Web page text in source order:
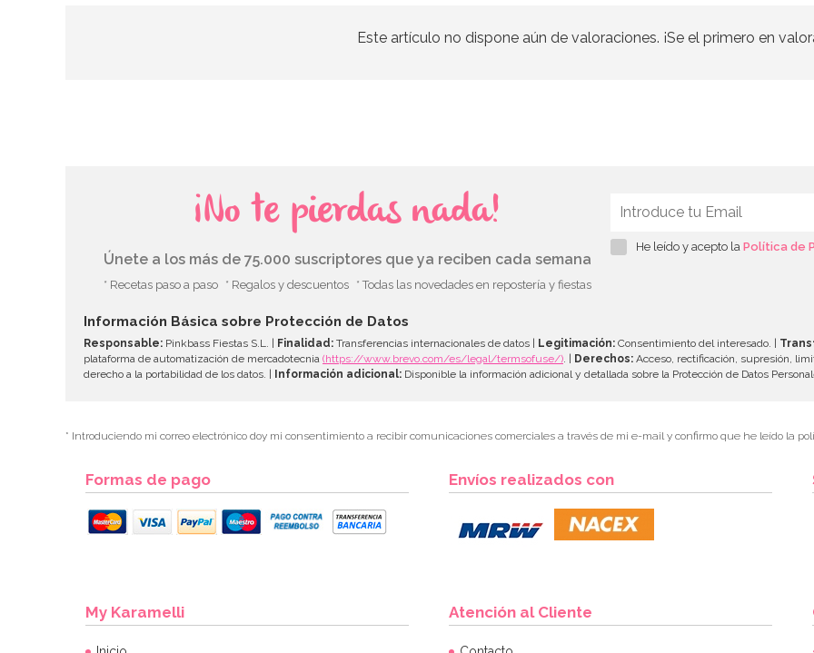
Este artículo no dispone aún de valoraciones. ¡Se el primero en
¡No te pierdas nada!
Únete a los más de 75.000 suscriptores que ya reciben cada semana
* Recetas paso a paso * Regalos y descuentos * Todas las novedades en repostería y fiestas
He leído y acepto la Política de
Información Básica sobre Protección de Datos
Responsable: Pinkbass Fiestas S.L. | Finalidad: Transferencias internacionales de datos | Legitimación: Consentimiento del interesado. |
plataforma de automatización de mercadotecnia (https://www.brevo.com/es/legal/termsofuse/) . | Derechos: Acceso, rectificación, supresión,
derecho a la portabilidad de los datos. | Información adicional: Disponible la información adicional y detallada sobre la Protección de Datos
* Introduciendo mi correo electrónico doy mi consentimiento a recibir comunicaciones comerciales a través de mi e-mail y confirmo que he leído la
Formas de pago Envíos realizados con
My Karamelli Atención al Cliente